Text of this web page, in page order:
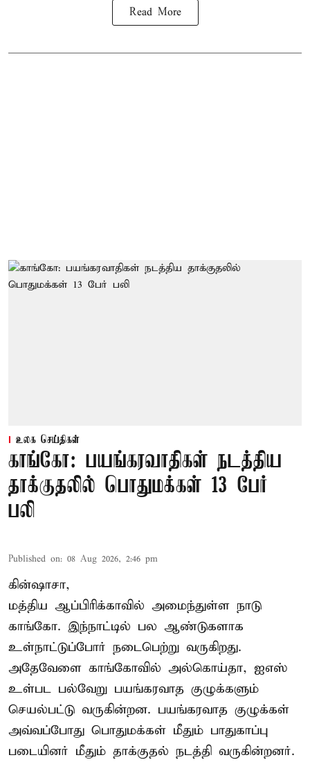
Read More
உலக செய்திகள்
காங்கோ: பயங்கரவாதிகள் நடத்திய
தாக்குதலில் பொதுமக்கள் 13 பேர்
பலி
Published on: 08 Aug 2026, 2:46 pm
கின்ஷாசா,
மத்திய ஆப்பிரிக்காவில் அமைந்துள்ள நாடு
காங்கோ. இந்நாட்டில் பல ஆண்டுகளாக
உள்நாட்டுப்போர் நடைபெற்று வருகிறது.
அதேவேளை காங்கோவில் அல்கொய்தா, ஐஎஸ்
உள்பட பல்வேறு பயங்கரவாத குழுக்களும்
செயல்பட்டு வருகின்றன. பயங்கரவாத குழுக்கள்
அவ்வப்போது பொதுமக்கள் மீதும் பாதுகாப்பு
படையினர் மீதும் தாக்குதல் நடத்தி வருகின்றனர்.